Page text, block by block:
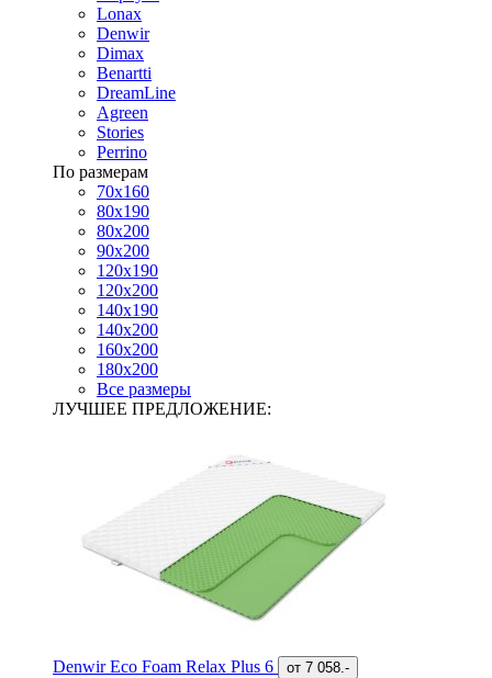
Lonax
Denwir
Dimax
Benartti
DreamLine
Agreen
Stories
Perrino
По размерам
70х160
80х190
80х200
90х200
120х190
120х200
140х190
140х200
160х200
180х200
Все размеры
ЛУЧШЕЕ ПРЕДЛОЖЕНИЕ:
Denwir Eco Foam Relax Plus 6 от 7 058.-